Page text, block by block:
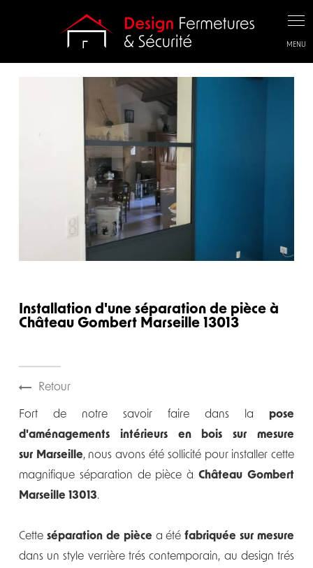
Installation d'une séparation de pièce à
Château Gombert Marseille 13013
Retour
Fort de notre savoir faire dans lapose
d'aménagements intérieurs en bois
sur mesure
sur Marseille, nous avons été sollicité pour installer cette
magnifique séparation de pièce àChâteau Gombert
Marseille 13013.
Cette séparation de pièce a étéfabriquée sur mesure
dans un style verrière trés contemporain, au design trés